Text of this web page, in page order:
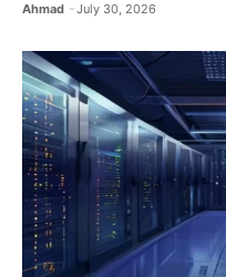
Ahmad July 30, 2026